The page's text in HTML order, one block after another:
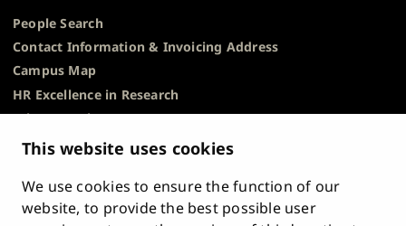
This website uses cookies
We use cookies to ensure the function of our
website, to provide the best possible user
People Search
Contact Information & Invoicing Address
Campus Map
HR Excellence in Research
Privacy Notice
Description of Document Publicity & Information
Requests
Whistleblowing
Accessibility Statement